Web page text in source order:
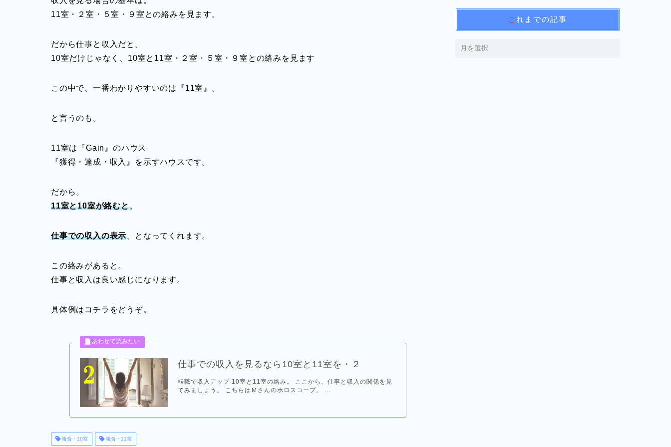
11室・２室・５室・９室との絡みを見ます。
だから仕事と収入だと。
10室だけじゃなく、10室と11室・２室・５室・９室との絡みを見ます
この中で、一番わかりやすいのは『11室』。
と言うのも。
11室は『Gain』のハウス
『獲得・達成・収入』を示すハウスです。
だから。
11室と10室が絡むと。
仕事での収入の表示 、となってくれます。
この絡みがあると。
仕事と収入は良い感じになります。
具体例はコチラをどうぞ。
仕事での収入を見るなら10室と11室を・２
転職で収入アップ 10室と11室の絡み。 ここから、仕事と収入の関係を見
てみましょう。 こちらはＭさんのホロスコープ。 ...
複合・10室 複合・11室
これまでの記事